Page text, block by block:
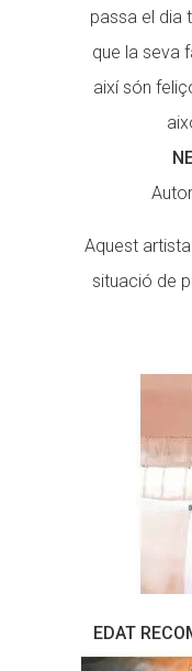
passa el dia
que la seva
així són
Aquest
situació de
EDAT